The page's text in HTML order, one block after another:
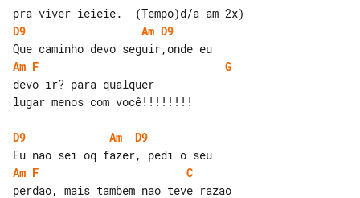
D9
Am D9
Am F
G
lugar menos com você!!!!!!!!
D9 Am
D9
Am F
C